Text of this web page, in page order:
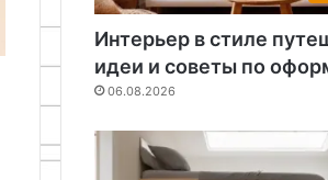
Интерьер в стиле
идеи и советы по
06.08.2026